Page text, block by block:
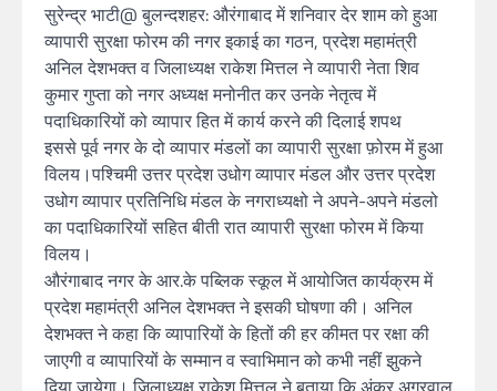
सुरेन्द्र भाटी@ बुलन्दशहर: औरंगाबाद में शनिवार देर शाम को हुआ
व्यापारी सुरक्षा फोरम की नगर इकाई का गठन, प्रदेश महामंत्री
अनिल देशभक्त व जिलाध्यक्ष राकेश मित्तल ने व्यापारी नेता शिव
कुमार गुप्ता को नगर अध्यक्ष मनोनीत कर उनके नेतृत्व में
पदाधिकारियों को व्यापार हित में कार्य करने की दिलाई शपथ
इससे पूर्व नगर के दो व्यापार मंडलों का व्यापारी सुरक्षा फ़ोरम में हुआ
विलय।पश्चिमी उत्तर प्रदेश उधोग व्यापार मंडल और उत्तर प्रदेश
उधोग व्यापार प्रतिनिधि मंडल के नगराध्यक्षो ने अपने-अपने मंडलो
का पदाधिकारियों सहित बीती रात व्यापारी सुरक्षा फोरम में किया
विलय।
औरंगाबाद नगर के आर.के पब्लिक स्कूल में आयोजित कार्यक्रम में
प्रदेश महामंत्री अनिल देशभक्त ने इसकी घोषणा की। अनिल
देशभक्त ने कहा कि व्यापारियों के हितों की हर कीमत पर रक्षा की
जाएगी व व्यापारियों के सम्मान व स्वाभिमान को कभी नहीं झुकने